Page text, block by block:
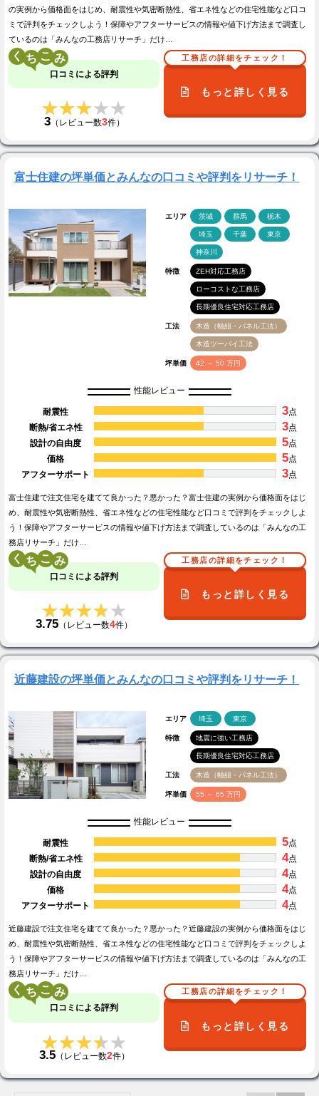
の実例から価格面をはじめ、耐震性や気密断熱性、省エネ性などの住宅性能など口コ
ミで評判をチェックしよう！保障やアフターサービスの情報や値下げ方法まで調査し
ているのは「みんなの工務店リサーチ」だけ…
く こ
口コミによる評判
★★★★★
★★★★★
3（レビュー数3件）
工務店の詳細をチェック！
もっと詳しく見る
富士住建の坪単価とみんなの口コミや評判をリサーチ！
エリア 茨城 群馬 栃木
埼玉 千葉 東京
神奈川
特徴 ZEH対応工務店
ローコストな工務店
長期優良住宅対応工務店
工法 木造（軸組・パネル工法）
木造ツーバイ工法
坪単価 42 ～ 50 万円
性能レビュー
耐震性 3点
断熱/省エネ性
3点
設計の自由度
5点
価格
5点
アフターサポート
3点
富士住建で注文住宅を建てて良かった？悪かった？富士住建の実例から価格面をはじ
め、耐震性や気密断熱性、省エネ性などの住宅性能など口コミで評判をチェックしよ
う！保障やアフターサービスの情報や値下げ方法まで調査しているのは「みんなの工
務店リサーチ」だけ…
く こ
口コミによる評判
★★★★★
★★★★★
3.75 （レビュー数4件）
工務店の詳細をチェック！
もっと詳しく見る
近藤建設の坪単価とみんなの口コミや評判をリサーチ！
エリア 埼玉 東京
特徴 地震に強い工務店
長期優良住宅対応工務店
工法 木造（軸組・パネル工法）
坪単価 55 ～ 65 万円
性能レビュー
耐震性 5点
断熱/省エネ性
4点
設計の自由度
4点
価格
4点
アフターサポート
4点
近藤建設で注文住宅を建てて良かった？悪かった？近藤建設の実例から価格面をはじ
め、耐震性や気密断熱性、省エネ性などの住宅性能など口コミで評判をチェックしよ
う！保障やアフターサービスの情報や値下げ方法まで調査しているのは「みんなの工
務店リサーチ」だけ…
く こ
口コミによる評判
★★★★★
★★★★★
3.5（レビュー数2件）
工務店の詳細をチェック！
もっと詳しく見る